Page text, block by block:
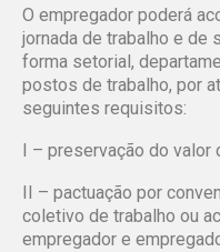
O empregador poderá
jornada de trabalho e de
forma setorial,
postos de trabalho, por
seguintes requisitos:
I – preservação do valor
II – pactuação por
coletivo de trabalho ou
empregador e